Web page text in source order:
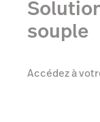
souple
Accédez à
temps,